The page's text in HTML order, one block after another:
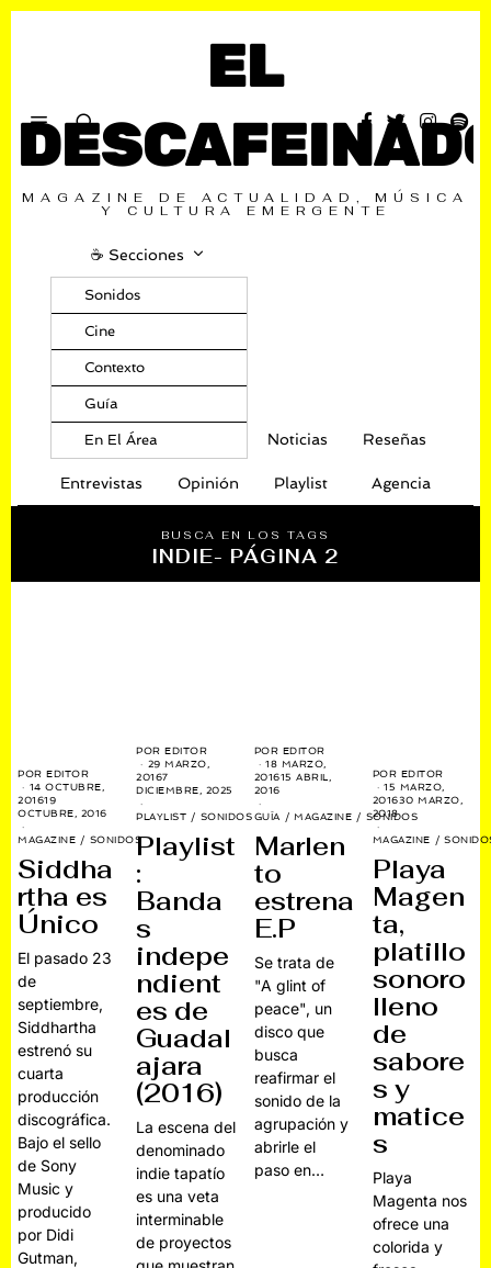
EL
MAGAZINE DE ACTUALIDAD, MÚSICA
Y CULTURA EMERGENTE
☕️ Secciones
Sonidos
Cine
Contexto
Guía
En El Área Noticias Reseñas
Entrevistas Opinión Playlist Agencia
BUSCA EN LOS TAGS
INDIE- PÁGINA 2
POREDITOR
14 OCTUBRE,
201619
OCTUBRE, 2016
MAGAZINE / SONIDOS
Siddha
rtha es
Único
El pasado 23
de
septiembre,
Siddhartha
estrenó su
cuarta
producción
discográfica.
Bajo el sello
de Sony
Music y
producido
por Didi
Gutman,
POREDITOR
29 MARZO,
20167
DICIEMBRE, 2025
PLAYLIST / SONIDOS
Playlist
:
Banda
s
indepe
ndient
es de
Guadal
ajara
(2016)
La escena del
denominado
indie tapatío
es una veta
interminable
de proyectos
POR EDITOR
18 MARZO,
201615 ABRIL,
2016
GUÍA / MAGAZINE / SONIDOS
Marlen
to
estrena
E.P
Se trata de
"A glint of
peace", un
disco que
busca
reafirmar el
sonido de la
agrupación y
abrirle el
paso en…
POR EDITOR
15 MARZO,
201630 MARZO,
2018
MAGAZINE /
Playa
Magen
ta,
platillo
sonoro
lleno
de
sabore
s y
matice
s
Playa
Magenta nos
ofrece una
colorida y